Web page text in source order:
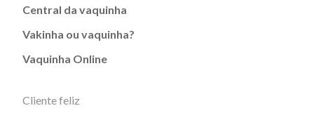
Central da vaquinha
Vakinha ou vaquinha?
Vaquinha Online
Cliente feliz